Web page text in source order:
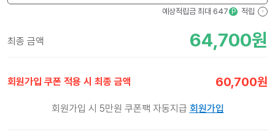
예상적립금 최대 647 P 적립 ?
최종 금액 64,700원
회원가입 쿠폰 적용 시 최종 금액 60,700원
회원가입 시 5만원 쿠폰팩 자동지급 회원가입